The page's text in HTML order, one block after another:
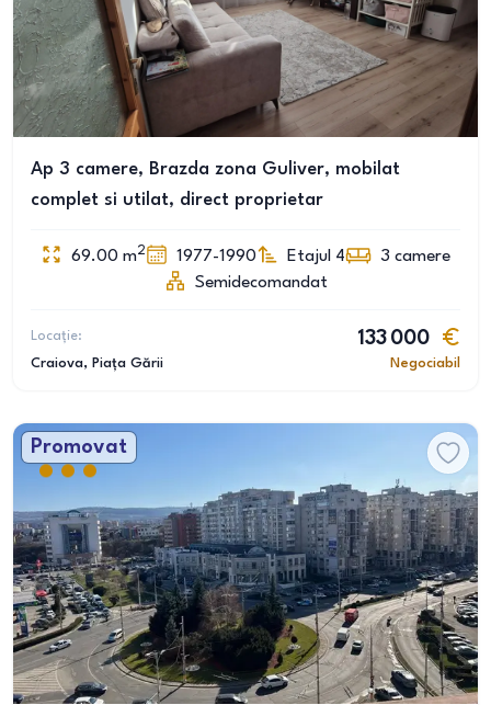
Ap 3 camere, Brazda zona Guliver, mobilat
complet si utilat, direct proprietar
69.00 m2 1977-1990 Etajul 4 3 camere
Semidecomandat
Locație:
Craiova, Piața Gării
133 000
Negociabil
Promovat